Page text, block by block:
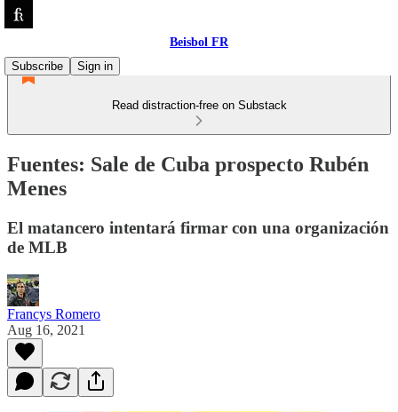
Beisbol FR
Subscribe
Sign in
Read distraction-free on Substack
Fuentes: Sale de Cuba prospecto Rubén
Menes
El matancero intentará firmar con una organización
de MLB
Francys Romero
Aug 16, 2021